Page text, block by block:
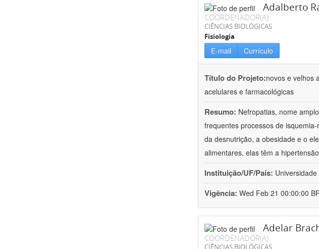
Adalberto
COORDENADOR(A)
CIÊNCIAS BIOLÓGICAS
Fisiologia
E-mail Currículo
Título do Projeto:novos e velhos
acelulares e farmacológicas
Resumo: Nefropatias, nome
frequentes processos de
da desnutrição, a obesidade e o
alimentares, elas têm a
Instituição/UF/País:
Vigência: Wed Feb 21 00:00:00
Adelar
COORDENADOR(A)
CIÊNCIAS BIOLÓGICAS